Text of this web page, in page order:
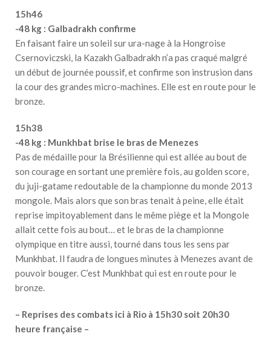
15h46
-48 kg : Galbadrakh confirme
En faisant faire un soleil sur ura-nage à la Hongroise
Csernoviczski, la Kazakh Galbadrakh n’a pas craqué malgré
un début de journée poussif, et confirme son instrusion dans
la cour des grandes micro-machines. Elle est en route pour le
bronze.
15h38
-48 kg : Munkhbat brise le bras de Menezes
Pas de médaille pour la Brésilienne qui est allée au bout de
son courage en sortant une première fois, au golden score,
du juji-gatame redoutable de la championne du monde 2013
mongole. Mais alors que son bras tenait à peine, elle était
reprise impitoyablement dans le même piège et la Mongole
allait cette fois au bout… et le bras de la championne
olympique en titre aussi, tourné dans tous les sens par
Munkhbat. Il faudra de longues minutes à Menezes avant de
pouvoir bouger. C’est Munkhbat qui est en route pour le
bronze.
– Reprises des combats ici à Rio à 15h30 soit 20h30
heure française –